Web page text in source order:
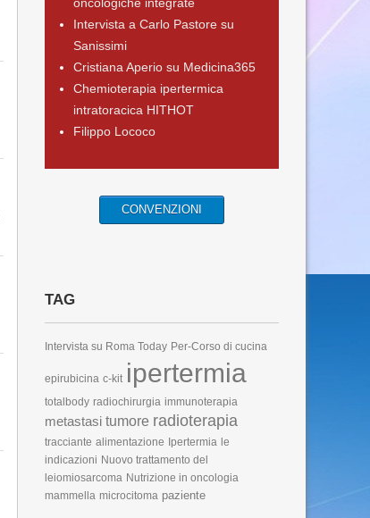
Intervista a Carlo Pastore su
Sanissimi
Cristiana Aperio su Medicina365
Chemioterapia ipertermica
intratoracica HITHOT
Filippo Lococo
CONVENZIONI
TAG
Intervista su Roma Today Per-Corso di cucina
epirubicina c-kit ipertermia
totalbody radiochirurgia immunoterapia
metastasi tumore radioterapia
tracciante alimentazione Ipertermia le
indicazioni Nuovo trattamento del
leiomiosarcoma Nutrizione in oncologia
mammella microcitoma paziente